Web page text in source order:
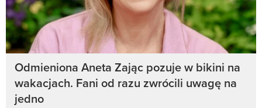
Odmieniona Aneta Zając pozuje w bikini na
wakacjach. Fani od razu zwrócili uwagę na
jedno